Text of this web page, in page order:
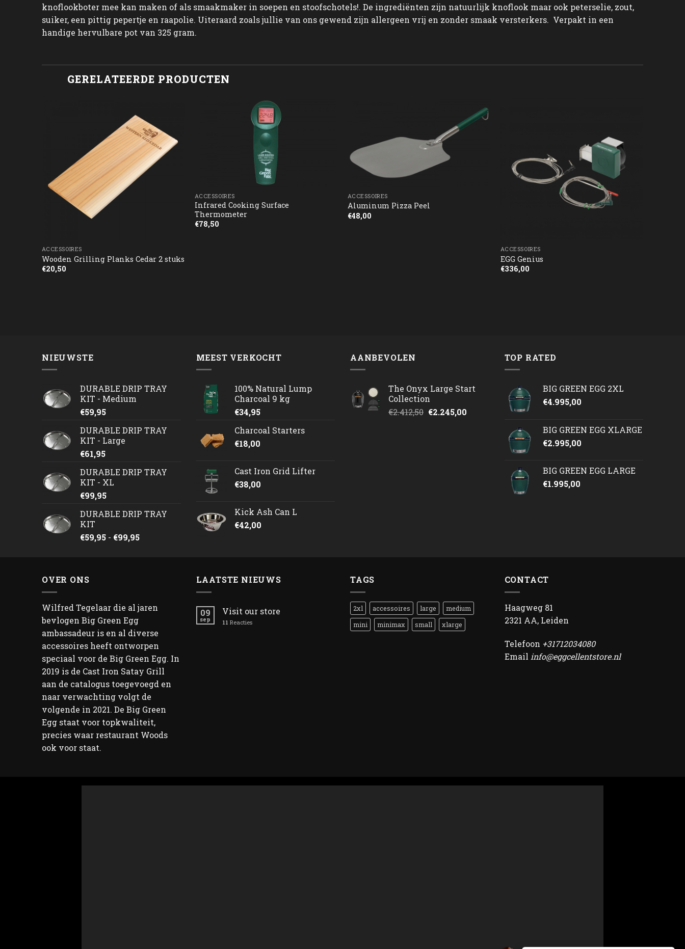
knoflookboter mee kan maken of als smaakmaker in soepen en stoofschotels!. De ingrediënten zijn natuurlijk knoflook maar ook peterselie, zout,
suiker, een pittig pepertje en raapolie. Uiteraard zoals jullie van ons gewend zijn allergeen vrij en zonder smaak versterkers. Verpakt in een
handige hervulbare pot van 325 gram.
GERELATEERDE PRODUCTEN
ACCESSOIRES
Wooden Grilling Planks Cedar 2 stuks
€20,50
ACCESSOIRES
Infrared Cooking Surface
Thermometer
€78,50
ACCESSOIRES
Aluminum Pizza Peel
€48,00
ACCESSOIRES
EGG Genius
€336,00
NIEUWSTE
DURABLE DRIP TRAY
KIT - Medium
€59,95
DURABLE DRIP TRAY
KIT - Large
€61,95
DURABLE DRIP TRAY
KIT - XL
€99,95
DURABLE DRIP TRAY
KIT
€59,95 - €99,95Prijsklasse:
MEEST VERKOCHT
100% Natural Lump
Charcoal 9 kg
€34,95
Charcoal Starters
€18,00
Cast Iron Grid Lifter
€38,00
Kick Ash Can L
€42,00
AANBEVOLEN
The Onyx Large Start
Collection
€2.412,50 Oorspronkelijke
€2.245,00Huidige
TOP RATED
BIG GREEN EGG 2XL
€4.995,00
BIG GREEN EGG XLARGE
€2.995,00
BIG GREEN EGG LARGE
€1.995,00
OVER ONS
Wilfred Tegelaar die al jaren
bevlogen Big Green Egg
ambassadeur is en al diverse
accessoires heeft ontworpen
speciaal voor de Big Green Egg. In
2019 is de Cast Iron Satay Grill
aan de catalogus toegevoegd en
naar verwachting volgt de
volgende in 2021. De Big Green
Egg staat voor topkwaliteit,
precies waar restaurant Woods
ook voor staat.
LAATSTE NIEUWS
09
sep
Visit our store
11 Reacties
TAGS
2xl accessoires large
medium
mini
minimax small xlarge
CONTACT
Haagweg 81
2321 AA, Leiden
Telefoon +31712034080
Email info@eggcellentstore.nl